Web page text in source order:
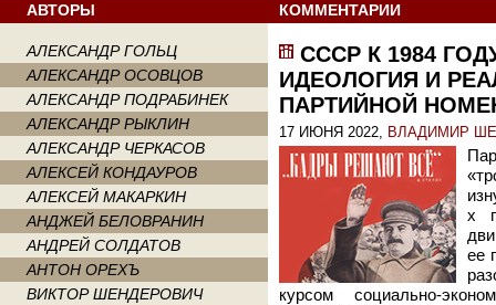
АВТОРЫ
АЛЕКСАНДР ГОЛЬЦ
АЛЕКСАНДР ОСОВЦОВ
АЛЕКСАНДР ПОДРАБИНЕК
АЛЕКСАНДР РЫКЛИН
АЛЕКСАНДР ЧЕРКАСОВ
АЛЕКСЕЙ КОНДАУРОВ
АЛЕКСЕЙ МАКАРКИН
АНДЖЕЙ БЕЛОВРАНИН
АНДРЕЙ СОЛДАТОВ
АНТОН ОРЕХЪ
ВИКТОР ШЕНДЕРОВИЧ
КОММЕНТАРИИ
СССР К 1984
ИДЕОЛОГИЯ И
ПАРТИЙНОЙ
17 ИЮНЯ 2022, ВЛАДИМИР
х
ее
курсом социально-